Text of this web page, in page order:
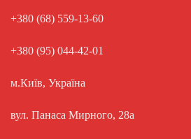
+380 (68) 559-13-60
+380 (95) 044-42-01
м.Київ, Україна
вул. Панаса Мирного, 28а